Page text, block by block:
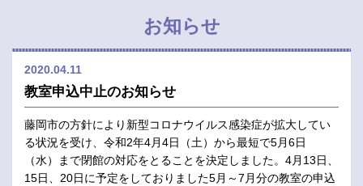
お知らせ
2020.04.11
教室申込中止のお知らせ
藤岡市の方針により新型コロナウイルス感染症が拡大してい
る状況を受け、令和2年4月4日（土）から最短で5月6日
（水）まで閉館の対応をとることを決定しました。4月13日、
15日、20日に予定をしておりました5月～7月分の教室の申込